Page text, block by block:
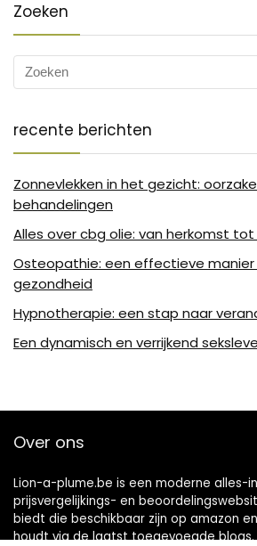
Zoeken
recente berichten
Zonnevlekken in het gezicht:
behandelingen
Alles over cbg olie: van herkomst
Osteopathie: een effectieve
gezondheid
Hypnotherapie: een stap naar
Een dynamisch en verrijkend
Over ons
Lion-a-plume.be is een moderne alles-
prijsvergelijkings- en
biedt die beschikbaar zijn op amazon
houdt via de laatst toegevoegde